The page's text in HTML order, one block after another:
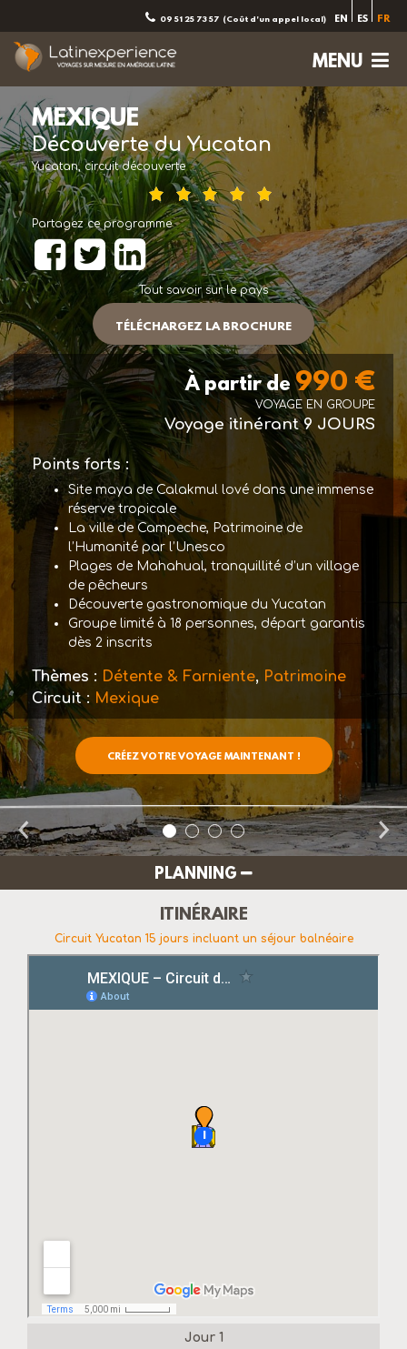
09 51 25 73 57 (Coût d'un appel local) EN ES FR
MENU
MEXIQUE
Découverte du Yucatan
Yucatan, circuit découverte
Partagez ce programme
Tout savoir sur le pays
TÉLÉCHARGEZ LA BROCHURE
À partir de 990 €
VOYAGE EN GROUPE
Voyage itinérant 9 JOURS
Points forts :
Site maya de Calakmul lové dans une immense
réserve tropicale
La ville de Campeche, Patrimoine de
l’Humanité par l’Unesco
Plages de Mahahual, tranquillité d’un village
de pêcheurs
Découverte gastronomique du Yucatan
Groupe limité à 18 personnes, départ garantis
dès 2 inscrits
Thèmes : Détente & Farniente, Patrimoine
Circuit : Mexique
CRÉEZ VOTRE VOYAGE MAINTENANT !
PLANNING
ITINÉRAIRE
Circuit Yucatan 15 jours incluant un séjour balnéaire
Jour 1